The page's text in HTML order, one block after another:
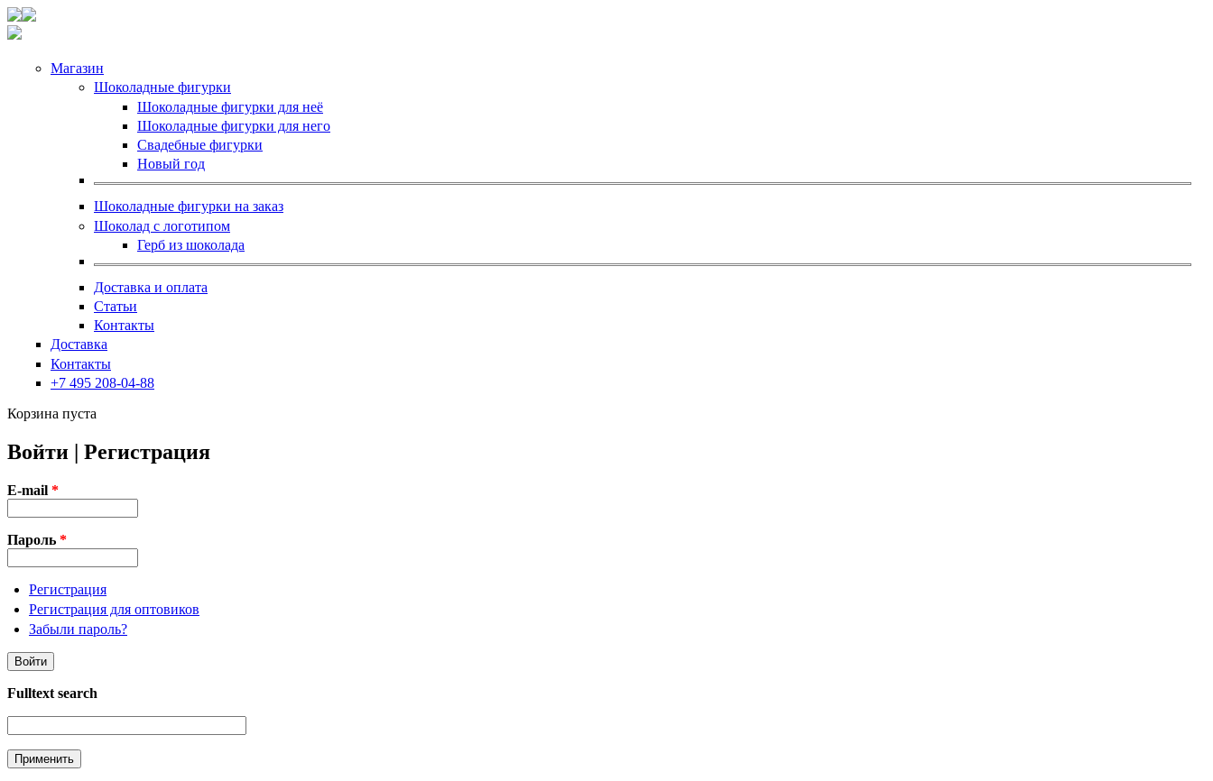
Магазин
Шоколадные фигурки
Шоколадные фигурки для неё
Шоколадные фигурки для него
Свадебные фигурки
Новый год
Шоколадные фигурки на заказ
Шоколад с логотипом
Герб из шоколада
Доставка и оплата
Статьи
Контакты
Доставка
Контакты
+7 495 208-04-88
Корзина пуста
Войти | Регистрация
E-mail *
Пароль *
Регистрация
Регистрация для оптовиков
Забыли пароль?
Fulltext search